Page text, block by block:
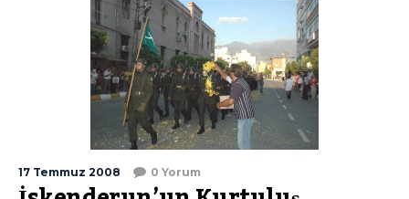
17 Temmuz 2008 0 Yorum